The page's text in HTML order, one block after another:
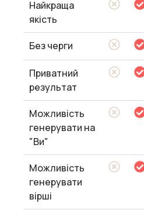
Найкраща
якість
Без черги
Приватний
результат
Можливість
генерувати на
"Ви"
Можливість
генерувати
вірші